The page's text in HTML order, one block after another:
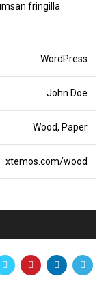
fringilla
WordPress
John Doe
Wood, Paper
xtemos.com/wood